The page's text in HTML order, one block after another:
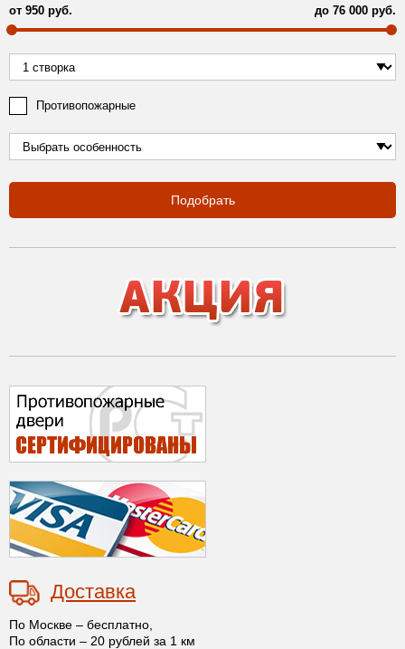
от 950 руб. до 76 000 руб.
Противопожарные
Подобрать
Доставка
По Москве – бесплатно,
По области – 20 рублей за 1 км